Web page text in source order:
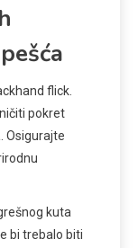
flick.
pokret
Osigurajte
kuta
bi trebalo biti